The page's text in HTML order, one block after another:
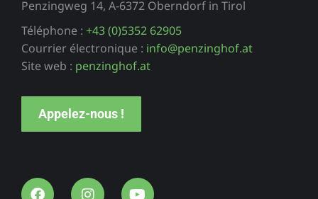
Penzingweg 14, A-6372 Oberndorf in Tirol
Téléphone : +43 (0)5352 62905
Courrier électronique : info@penzinghof.at
Site web : penzinghof.at
Appelez-nous !